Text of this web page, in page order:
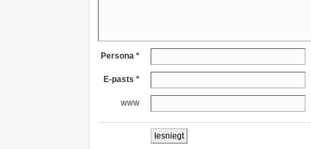
Persona *
E-pasts *
www